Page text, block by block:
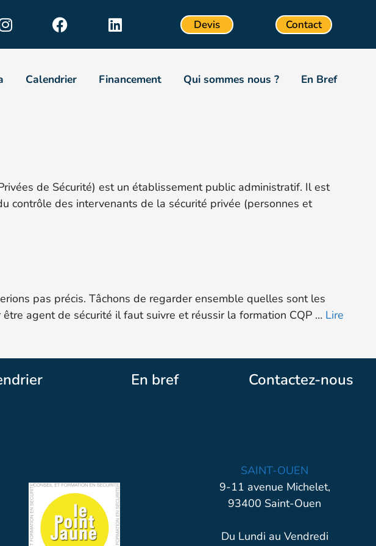
Devis Contact
Calendrier Financement Qui sommes nous ? En Bref
de Sécurité) est un établissement public administratif. Il est
contrôle des intervenants de la sécurité privée (personnes et
pas précis. Tâchons de regarder ensemble quelles sont les
agent de sécurité il faut suivre et réussir la formation CQP … Lire
En bref
Contactez-nous
SAINT-OUEN
9-11 avenue Michelet,
93400 Saint-Ouen
Du Lundi au Vendredi